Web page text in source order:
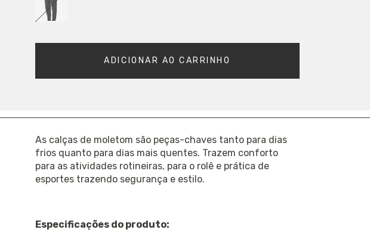
As calças de moletom são peças-chaves tanto para dias
frios quanto para dias mais quentes. Trazem conforto
para as atividades rotineiras, para o rolê e prática de
esportes trazendo segurança e estilo.
Especificações do produto: